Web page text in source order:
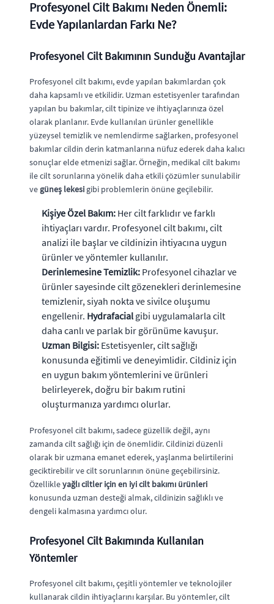
Profesyonel Cilt Bakımı Neden Önemli:
Evde Yapılanlardan Farkı Ne?
Profesyonel Cilt Bakımının Sunduğu Avantajlar
Profesyonel cilt bakımı, evde yapılan bakımlardan çok
daha kapsamlı ve etkilidir. Uzman estetisyenler tarafından
yapılan bu bakımlar, cilt tipinize ve ihtiyaçlarınıza özel
olarak planlanır. Evde kullanılan ürünler genellikle
yüzeysel temizlik ve nemlendirme sağlarken, profesyonel
bakımlar cildin derin katmanlarına nüfuz ederek daha kalıcı
sonuçlar elde etmenizi sağlar. Örneğin, medikal cilt bakımı
ile cilt sorunlarına yönelik daha etkili çözümler sunulabilir
ve güneş lekesi gibi problemlerin önüne geçilebilir.
Kişiye Özel Bakım: Her cilt farklıdır ve farklı
ihtiyaçları vardır. Profesyonel cilt bakımı, cilt
analizi ile başlar ve cildinizin ihtiyacına uygun
ürünler ve yöntemler kullanılır.
Derinlemesine Temizlik: Profesyonel cihazlar ve
ürünler sayesinde cilt gözenekleri derinlemesine
temizlenir, siyah nokta ve sivilce oluşumu
engellenir. Hydrafacial gibi uygulamalarla cilt
daha canlı ve parlak bir görünüme kavuşur.
Uzman Bilgisi: Estetisyenler, cilt sağlığı
konusunda eğitimli ve deneyimlidir. Cildiniz için
en uygun bakım yöntemlerini ve ürünleri
belirleyerek, doğru bir bakım rutini
oluşturmanıza yardımcı olurlar.
Profesyonel cilt bakımı, sadece güzellik değil, aynı
zamanda cilt sağlığı için de önemlidir. Cildinizi düzenli
olarak bir uzmana emanet ederek, yaşlanma belirtilerini
geciktirebilir ve cilt sorunlarının önüne geçebilirsiniz.
Özellikleyağlı ciltler için en iyi cilt bakımı ürünleri
konusunda uzman desteği almak, cildinizin sağlıklı ve
dengeli kalmasına yardımcı olur.
Profesyonel Cilt Bakımında Kullanılan
Yöntemler
Profesyonel cilt bakımı, çeşitli yöntemler ve teknolojiler
kullanarak cildin ihtiyaçlarını karşılar. Bu yöntemler, cilt